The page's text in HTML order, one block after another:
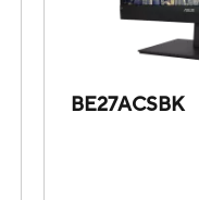
BE27ACSBK